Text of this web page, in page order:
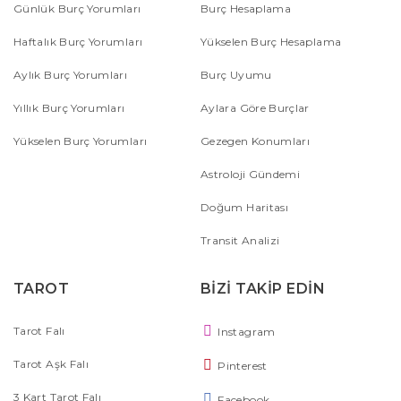
Günlük Burç Yorumları
Haftalık Burç Yorumları
Aylık Burç Yorumları
Yıllık Burç Yorumları
Yükselen Burç Yorumları
Burç Hesaplama
Yükselen Burç Hesaplama
Burç Uyumu
Aylara Göre Burçlar
Gezegen Konumları
Astroloji Gündemi
Doğum Haritası
Transit Analizi
TAROT
Tarot Falı
Tarot Aşk Falı
3 Kart Tarot Falı
BİZİ TAKİP EDİN
Instagram
Pinterest